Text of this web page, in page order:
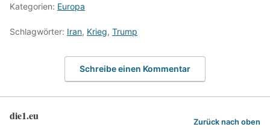
Kategorien: Europa
Schlagwörter: Iran, Krieg, Trump
Schreibe einen Kommentar
die1.eu Zurück nach oben